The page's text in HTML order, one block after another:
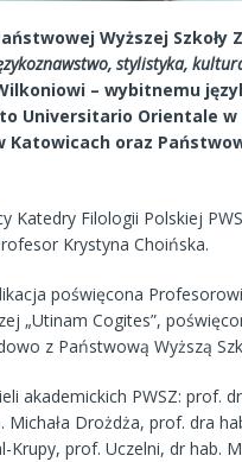
Wyższej Szkoły
stylistyka,
– wybitnemu
Universitario Orientale
oraz
Katedry Filologii Polskiej
Krystyna Choińska.
poświęcona
„Utinam Cogites”,
z Państwową Wyższą
akademickich PWSZ: prof.
Drożdża, prof. dra
Krupy, prof. Uczelni, dr hab.